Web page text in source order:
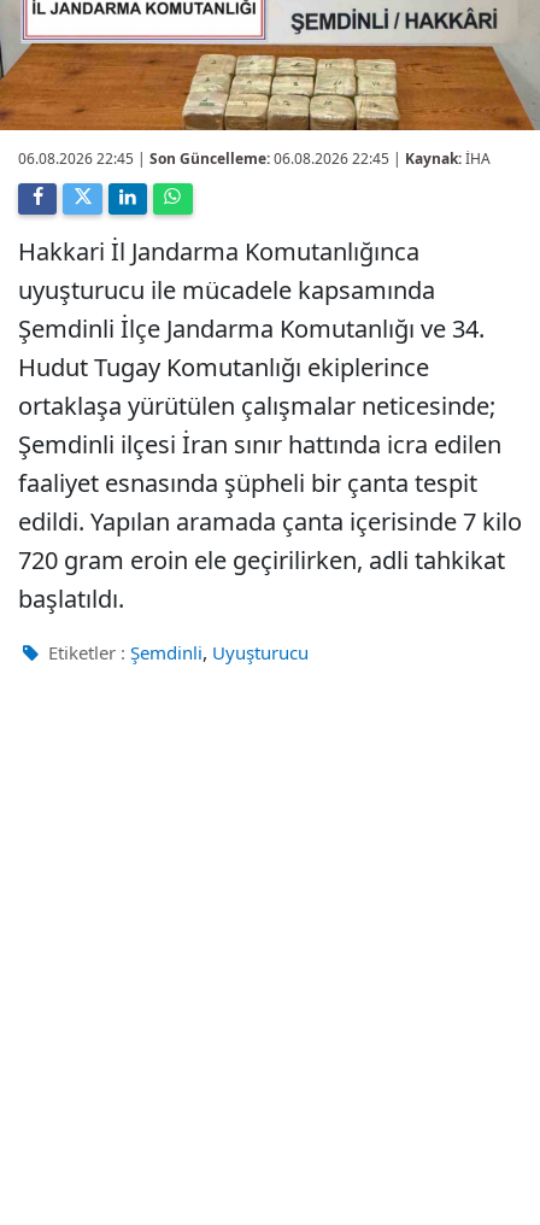
06.08.2026 22:45 | Son Güncelleme:06.08.2026 22:45 | Kaynak:İHA
Hakkari İl Jandarma Komutanlığınca
uyuşturucu ile mücadele kapsamında
Şemdinli İlçe Jandarma Komutanlığı ve 34.
Hudut Tugay Komutanlığı ekiplerince
ortaklaşa yürütülen çalışmalar neticesinde;
Şemdinli ilçesi İran sınır hattında icra edilen
faaliyet esnasında şüpheli bir çanta tespit
edildi. Yapılan aramada çanta içerisinde 7 kilo
720 gram eroin ele geçirilirken, adli tahkikat
başlatıldı.
Etiketler : Şemdinli, Uyuşturucu